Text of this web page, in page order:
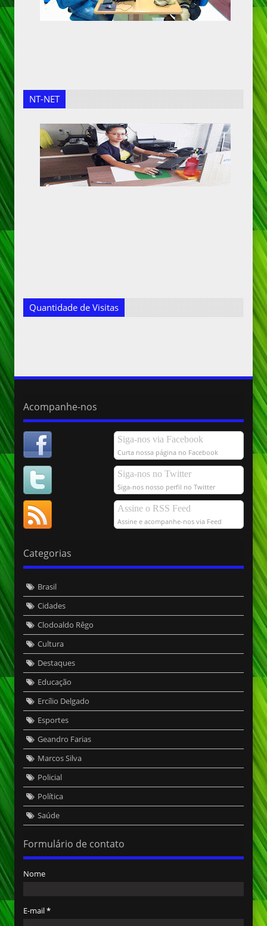
NT-NET
Quantidade de Visitas
Acompanhe-nos
Siga-nos via Facebook
Curta nossa página no Facebook
Siga-nos no Twitter
Siga-nos nosso perfil no Twitter
Assine o RSS Feed
Assine e acompanhe-nos via Feed
Categorias
Brasil
Cidades
Clodoaldo Rêgo
Cultura
Destaques
Educação
Ercílio Delgado
Esportes
Geandro Farias
Marcos Silva
Policial
Política
Saúde
Formulário de contato
Nome
E-mail*